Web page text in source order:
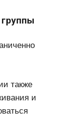
также
и